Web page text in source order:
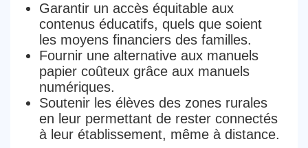
Garantir un accès équitable aux
contenus éducatifs, quels que soient
les moyens financiers des familles.
Fournir une alternative aux manuels
papier coûteux grâce aux manuels
numériques.
Soutenir les élèves des zones rurales
en leur permettant de rester connectés
à leur établissement, même à distance.